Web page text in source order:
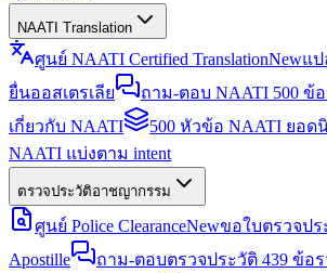
NAATI Translation
ศูนย์ NAATI Certified TranslationNewแป
ยื่นออสเตรเลีย
ถาม-ตอบ NAATI 500 ข้อ
เกี่ยวกับ NAATI
500 หัวข้อ NAATI ยอด
NAATI แบ่งตาม intent
ตรวจประวัติอาชญากรรม
ศูนย์ Police ClearanceNewขอใบตรวจป
Apostille
ถาม-ตอบตรวจประวัติ 439 ข้อ